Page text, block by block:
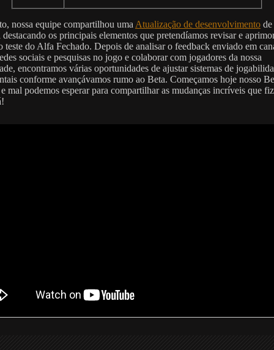
nossa equipe compartilhou umaAtualização de desenvolvimento
os principais elementos que pretendíamos revisar e
teste do Alfa Fechado. Depois de analisar o feedback enviado em
sociais e pesquisas no jogo e colaborar com jogadores da nossa
encontramos várias oportunidades de ajustar sistemas de
conforme avançávamos rumo ao Beta. Começamos hoje nosso
mal podemos esperar para compartilhar as mudanças incríveis que